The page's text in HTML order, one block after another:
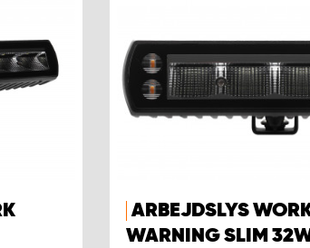
ARBEJDSLYS
WARNING SLIM